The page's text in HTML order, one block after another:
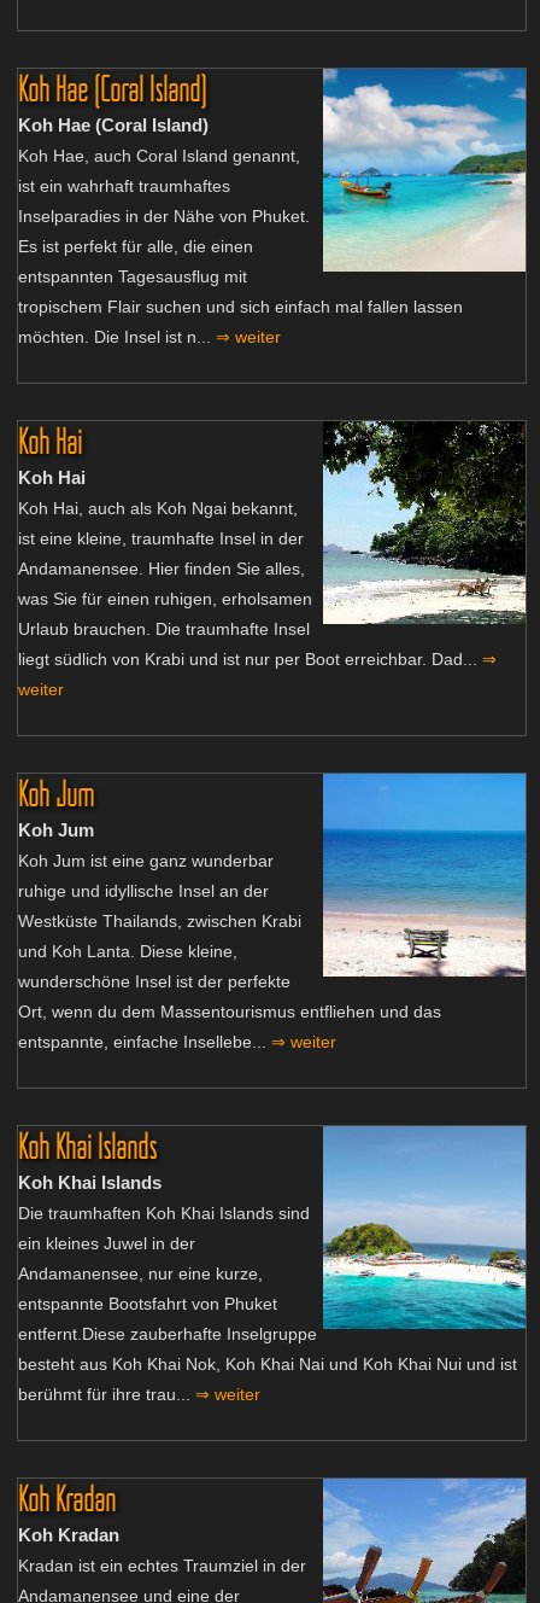
Koh Hae (Coral Island)
Koh Hae (Coral Island)
Koh Hae, auch Coral Island genannt,
ist ein wahrhaft traumhaftes
Inselparadies in der Nähe von Phuket.
Es ist perfekt für alle, die einen
entspannten Tagesausflug mit
tropischem Flair suchen und sich einfach mal fallen lassen
möchten. Die Insel ist n... ⇒ weiter
Koh Hai
Koh Hai
Koh Hai, auch als Koh Ngai bekannt,
ist eine kleine, traumhafte Insel in der
Andamanensee. Hier finden Sie alles,
was Sie für einen ruhigen, erholsamen
Urlaub brauchen. Die traumhafte Insel
liegt südlich von Krabi und ist nur per Boot erreichbar. Dad... ⇒
weiter
Koh Jum
Koh Jum
Koh Jum ist eine ganz wunderbar
ruhige und idyllische Insel an der
Westküste Thailands, zwischen Krabi
und Koh Lanta. Diese kleine,
wunderschöne Insel ist der perfekte
Ort, wenn du dem Massentourismus entfliehen und das
entspannte, einfache Insellebe... ⇒ weiter
Koh Khai Islands
Koh Khai Islands
Die traumhaften Koh Khai Islands sind
ein kleines Juwel in der
Andamanensee, nur eine kurze,
entspannte Bootsfahrt von Phuket
entfernt.Diese zauberhafte Inselgruppe
besteht aus Koh Khai Nok, Koh Khai Nai und Koh Khai Nui und ist
berühmt für ihre trau... ⇒ weiter
Koh Kradan
Koh Kradan
Kradan ist ein echtes Traumziel in der
Andamanensee und eine der